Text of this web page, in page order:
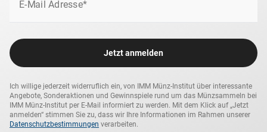
E-Mail Adresse*
Jetzt anmelden
Ich willige jederzeit widerruflich ein, von IMM Münz-Institut über interessante
Angebote, Sonderaktionen und Gewinnspiele rund um das Münzsammeln bei
IMM Münz-Institut per E-Mail informiert zu werden. Mit dem Klick auf „Jetzt
anmelden“ stimmen Sie zu, dass wir Ihre Informationen im Rahmen unserer
Datenschutzbestimmungen verarbeiten.